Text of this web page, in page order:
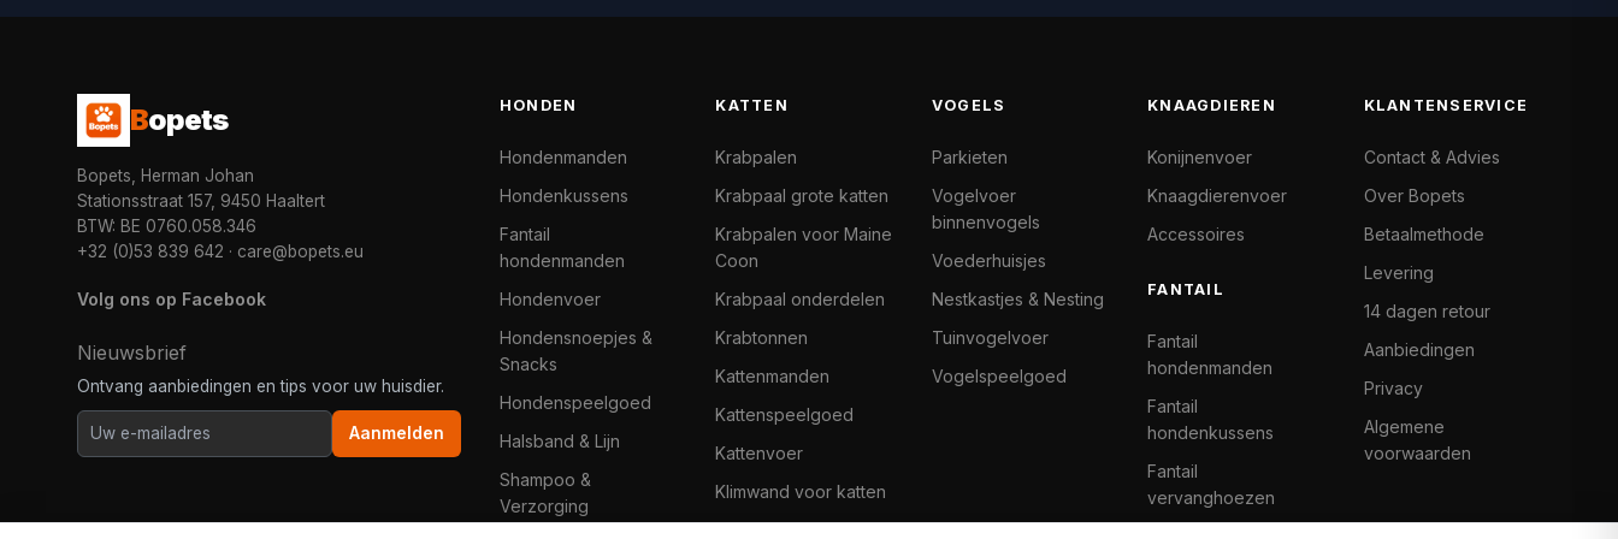
Bopets
Bopets, Herman Johan
Stationsstraat 157, 9450 Haaltert
BTW: BE 0760.058.346
+32 (0)53 839 642 · care@bopets.eu
Volg ons op Facebook
Nieuwsbrief
Ontvang aanbiedingen en tips voor uw huisdier.
Aanmelden
HONDEN
Hondenmanden
Hondenkussens
Fantail
hondenmanden
Hondenvoer
Hondensnoepjes &
Snacks
Hondenspeelgoed
Halsband & Lijn
Shampoo &
Verzorging
KATTEN
Krabpalen
Krabpaal grote katten
Krabpalen voor Maine
Coon
Krabpaal onderdelen
Krabtonnen
Kattenmanden
Kattenspeelgoed
Kattenvoer
Klimwand voor katten
VOGELS
Parkieten
Vogelvoer
binnenvogels
Voederhuisjes
Nestkastjes & Nesting
Tuinvogelvoer
Vogelspeelgoed
KNAAGDIEREN
Konijnenvoer
Knaagdierenvoer
Accessoires
FANTAIL
Fantail
hondenmanden
Fantail
hondenkussens
Fantail
vervanghoezen
KLANTENSERVICE
Contact & Advies
Over Bopets
Betaalmethode
Levering
14 dagen retour
Aanbiedingen
Privacy
Algemene
voorwaarden